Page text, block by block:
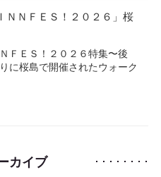
ＮＦＥＳ！２０２６」桜
ＦＥＳ！２０２６特集〜後
に桜島で開催されたウォーク
カイブ